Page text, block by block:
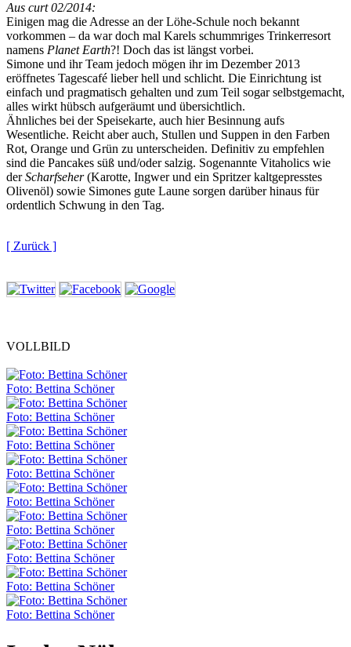
Aus curt 02/2014:
Einigen mag die Adresse an der Löhe-Schule noch bekannt
vorkommen – da war doch mal Karels schummriges Trinkerresort
namens Planet Earth?! Doch das ist längst vorbei.
Simone und ihr Team jedoch mögen ihr im Dezember 2013
eröffnetes Tagescafé lieber hell und schlicht. Die Einrichtung ist
einfach und pragmatisch gehalten und zum Teil sogar selbstgemacht,
alles wirkt hübsch aufgeräumt und übersichtlich.
Ähnliches bei der Speisekarte, auch hier Besinnung aufs
Wesentliche. Reicht aber auch, Stullen und Suppen in den Farben
Rot, Orange und Grün zu unterscheiden. Definitiv zu empfehlen
sind die Pancakes süß und/oder salzig. Sogenannte Vitaholics wie
derScharfseher(Karotte, Ingwer und ein Spritzer kaltgepresstes
Olivenöl) sowie Simones gute Laune sorgen darüber hinaus für
ordentlich Schwung in den Tag.
[ Zurück ]
VOLLBILD
Foto: Bettina Schöner
Foto: Bettina Schöner
Foto: Bettina Schöner
Foto: Bettina Schöner
Foto: Bettina Schöner
Foto: Bettina Schöner
Foto: Bettina Schöner
Foto: Bettina Schöner
Foto: Bettina Schöner